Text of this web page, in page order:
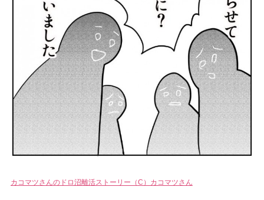
カコマツさんのドロ沼離活ストーリー（C）カコマツさん